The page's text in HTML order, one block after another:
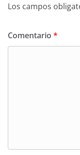
Los campos
Comentario *